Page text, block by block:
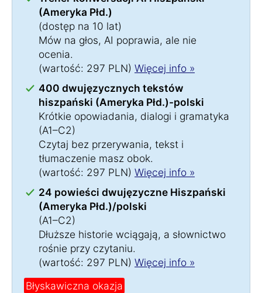
(Ameryka Płd.)
(dostęp na 10 lat)
Mów na głos, AI poprawia, ale nie
ocenia.
(wartość: 297 PLN) Więcej info »
400 dwujęzycznych tekstów
hiszpański (Ameryka Płd.)-polski
Krótkie opowiadania, dialogi i gramatyka
(A1–C2)
Czytaj bez przerywania, tekst i
tłumaczenie masz obok.
(wartość: 297 PLN) Więcej info »
24 powieści dwujęzyczne Hiszpański
(Ameryka Płd.)/polski
(A1–C2)
Dłuższe historie wciągają, a słownictwo
rośnie przy czytaniu.
(wartość: 297 PLN) Więcej info »
Błyskawiczna okazja